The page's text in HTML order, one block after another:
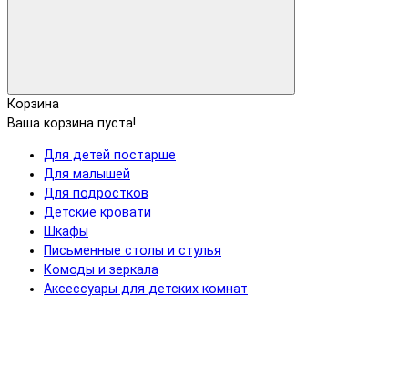
Корзина
Ваша корзина пуста!
Для детей постарше
Для малышей
Для подростков
Детские кровати
Шкафы
Письменные столы и стулья
Комоды и зеркала
Аксессуары для детских комнат